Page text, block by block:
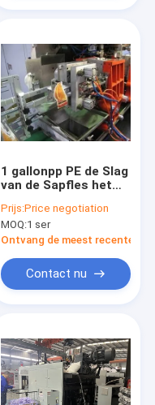
1 gallonpp PE de Slag
van de Sapfles het
mp80d-1 volledig
Automatisch met
Robot
Prijs:Price negotiation
MOQ:1 ser
Ontvang de meest recente
Contact nu